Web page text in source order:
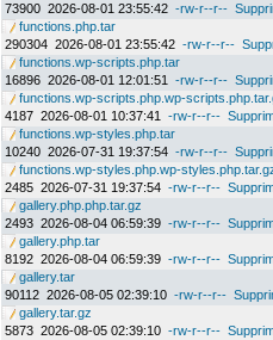
73900 2026-08-01 23:55:42 -rw-r--r--
functions.php.tar
290304 2026-08-01 23:55:42 -rw-r--r--
functions.wp-scripts.php.tar
16896 2026-08-01 12:01:51 -rw-r--r--
functions.wp-scripts.php.wp-
4187 2026-08-01 10:37:41 -rw-r--r--
functions.wp-styles.php.tar
10240 2026-07-31 19:37:54 -rw-r--r--
functions.wp-styles.php.wp-
2485 2026-07-31 19:37:54 -rw-r--r--
gallery.php.php.tar.gz
2493 2026-08-04 06:59:39 -rw-r--r--
gallery.php.tar
8192 2026-08-04 06:59:39 -rw-r--r--
gallery.tar
90112 2026-08-05 02:39:10 -rw-r--r--
gallery.tar.gz
5873 2026-08-05 02:39:10 -rw-r--r--